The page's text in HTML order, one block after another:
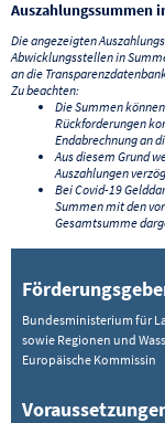
Auszahlungssummen
Die angezeigten
Abwicklungsstellen in
an die
Zu beachten:
Die Summen
Rückforderungen
Endabrechnung an
Aus diesem Grund
Auszahlungen
Bei Covid-19
Summen mit den
Gesamtsumme
Bundesministerium für
sowie Regionen und
Europäische Kommissin